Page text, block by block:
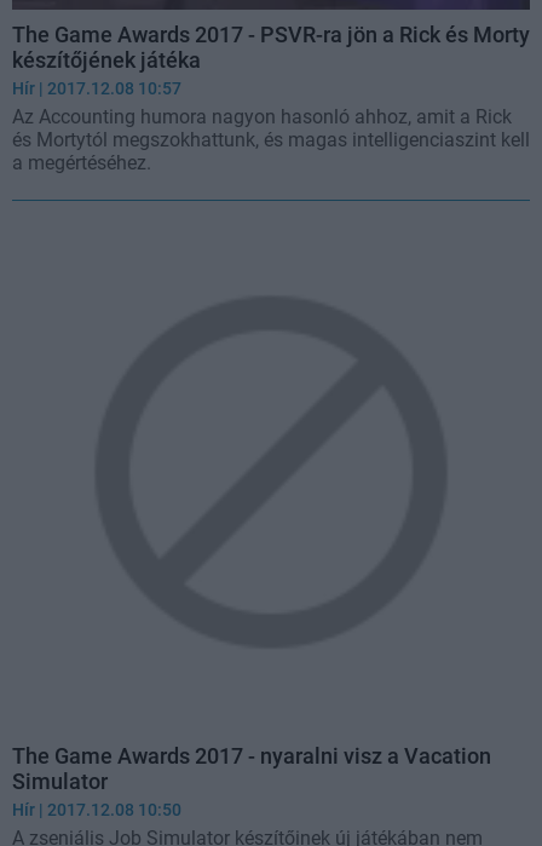
The Game Awards 2017 - PSVR-ra jön a Rick és Morty
készítőjének játéka
Hír | 2017.12.08 10:57
Az Accounting humora nagyon hasonló ahhoz, amit a Rick
és Mortytól megszokhattunk, és magas intelligenciaszint kell
a megértéséhez.
The Game Awards 2017 - nyaralni visz a Vacation
Simulator
Hír | 2017.12.08 10:50
A zseniális Job Simulator készítőinek új játékában nem